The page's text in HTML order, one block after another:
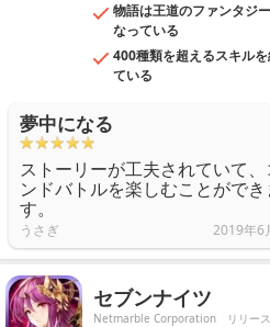
物語は王道のファンタジ
なっている
400種類を超えるスキル
ている
夢中になる
ストーリーが工夫されていて、
ンドバトルを楽しむことができ
す。
うさぎ 2019年6
セブンナイツ
Netmarble Corporation リリー